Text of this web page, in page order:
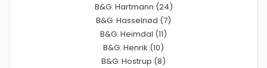
B&G: Hartmann (24)
B&G: Hasselnød (7)
B&G: Heimdal (11)
B&G: Henrik (10)
B&G: Hostrup (8)